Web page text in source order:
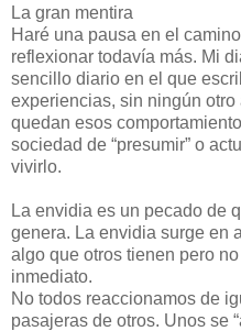
La gran mentira
Haré una pausa en el
reflexionar todavía más. Mi
sencillo diario en el que
experiencias, sin ningún
quedan esos
sociedad de “presumir” o
vivirlo.
La envidia es un pecado de
genera. La envidia surge en
algo que otros tienen pero
inmediato.
No todos reaccionamos de
pasajeras de otros. Unos se